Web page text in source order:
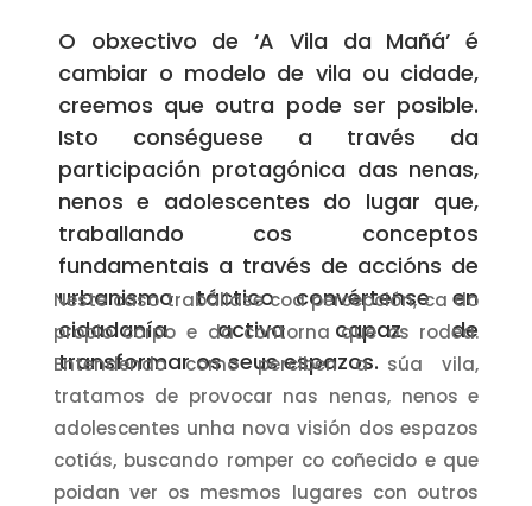
O obxectivo de ‘A Vila da Mañá’ é
cambiar o modelo de vila ou cidade,
creemos que outra pode ser posible.
Isto conséguese a través da
participación protagónica das nenas,
nenos e adolescentes do lugar que,
traballando cos conceptos
fundamentais a través de accións de
urbanismo táctico convértense en
cidadanía activa capaz de
transformar os seus espazos.
Neste caso trabállase coa percepción, ca do
propio corpo e da contorna que os rodea.
Entendendo como perciben a súa vila,
tratamos de provocar nas nenas, nenos e
adolescentes unha nova visión dos espazos
cotiás, buscando romper co coñecido e que
poidan ver os mesmos lugares con outros